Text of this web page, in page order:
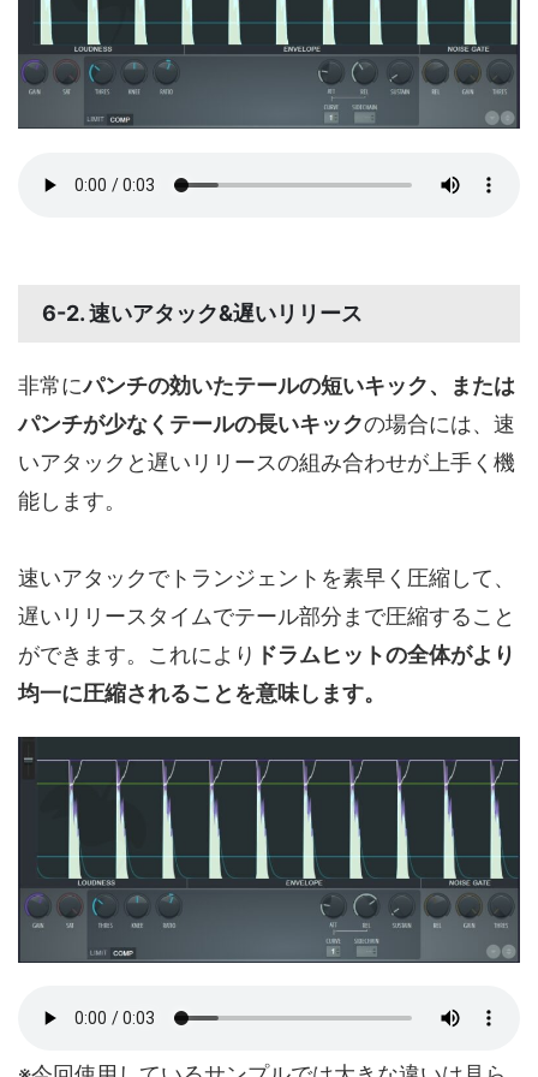
6-2. 速いアタック&遅いリリース
非常にパンチの効いたテールの短いキック、または
パンチが少なくテールの長いキックの場合には、速
いアタックと遅いリリースの組み合わせが上手く機
能します。
速いアタックでトランジェントを素早く圧縮して、
遅いリリースタイムでテール部分まで圧縮すること
ができます。これにより ドラムヒットの全体がより
均一に圧縮されることを意味します。